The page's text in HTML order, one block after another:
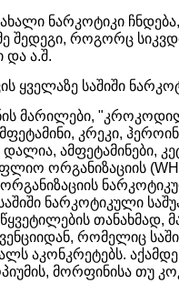
ნარკოტიკი
შედეგი, როგორც
და ა.შ.
საშიში
მარილები,
კრეკი,
ამფეტამინები,
ორგანიზაციის
საშიში ნარკოტიკული
თანახმად,
რომელიც
აკონკრეტებს. აქამდე
მორფინისა თუ